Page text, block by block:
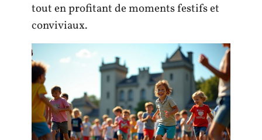
tout en profitant de moments festifs et
conviviaux.